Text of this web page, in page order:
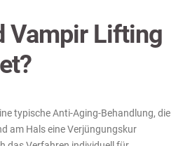
Vampir Lifting
typische Anti-Aging-Behandlung, die
am Hals eine Verjüngungskur